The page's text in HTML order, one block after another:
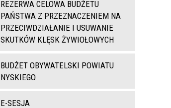
REZERWA CELOWA BUDŻETU
PAŃSTWA Z PRZEZNACZENIEM NA
PRZECIWDZIAŁANIE I USUWANIE
SKUTKÓW KLĘSK ŻYWIOŁOWYCH
BUDŻET OBYWATELSKI POWIATU
NYSKIEGO
E-SESJA